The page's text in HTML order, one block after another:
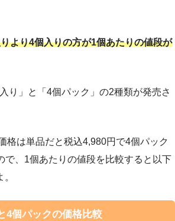
より4個入りの方が1個あたりの値段が
り」と「4個パック」の2種類が発売さ
格は単品だと税込4,980円で4個パック
で、1個あたりの値段を比較すると以下
4個パックの価格比較